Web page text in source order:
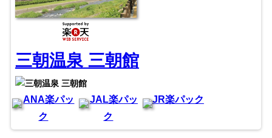
三朝温泉 三朝館
ANA楽パッ
ク
JAL楽パッ
ク
JR楽パック